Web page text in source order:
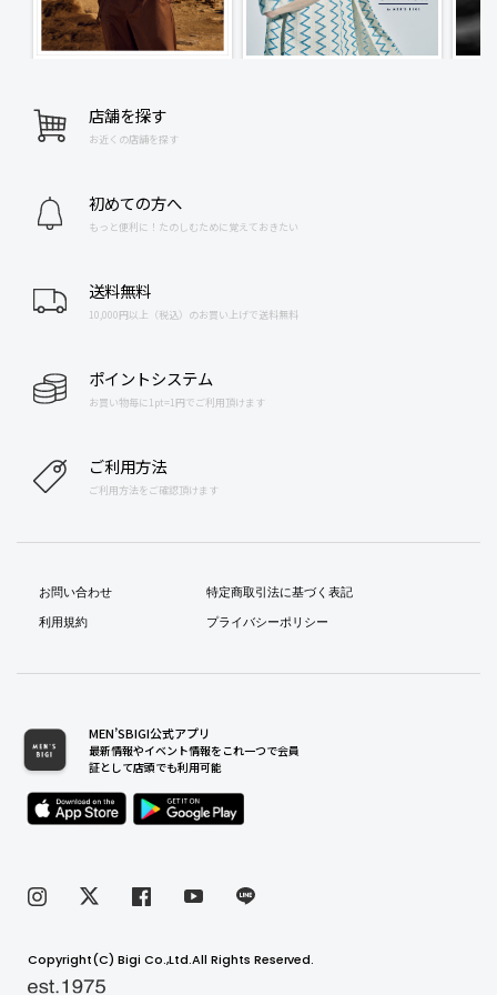
店舗を探す
お近くの店舗を探す
初めての方へ
もっと便利に！たのしむために覚えておきたい
送料無料
10,000円以上（税込）のお買い上げで送料無料
ポイントシステム
お買い物毎に1pt=1円でご利用頂けます
ご利用方法
ご利用方法をご確認頂けます
お問い合わせ
利用規約
特定商取引法に基づく表記
プライバシーポリシー
MEN’SBIGI公式アプリ
最新情報やイベント情報をこれ一つで会員
証として店頭でも利用可能
Copyright(C) Bigi Co.,Ltd.All Rights Reserved.